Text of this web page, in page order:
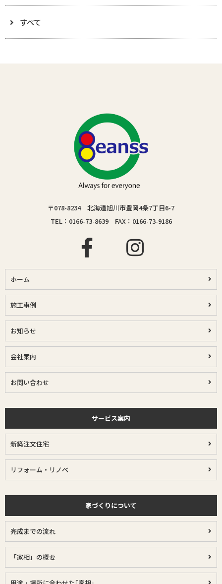
すべて
〒078-8234 北海道旭川市豊岡4条7丁目6-7
TEL：0166-73-8639 FAX：0166-73-9186
ホーム
施工事例
お知らせ
会社案内
お問い合わせ
サービス案内
新築注文住宅
リフォーム・リノベ
家づくりについて
完成までの流れ
「家相」の概要